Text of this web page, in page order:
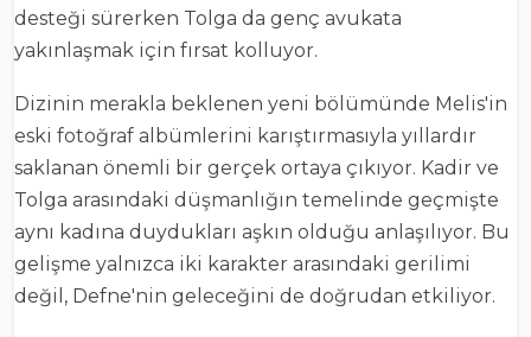
desteği sürerken Tolga da genç avukata
yakınlaşmak için fırsat kolluyor.
Dizinin merakla beklenen yeni bölümünde Melis'in
eski fotoğraf albümlerini karıştırmasıyla yıllardır
saklanan önemli bir gerçek ortaya çıkıyor. Kadir ve
Tolga arasındaki düşmanlığın temelinde geçmişte
aynı kadına duydukları aşkın olduğu anlaşılıyor. Bu
gelişme yalnızca iki karakter arasındaki gerilimi
değil, Defne'nin geleceğini de doğrudan etkiliyor.